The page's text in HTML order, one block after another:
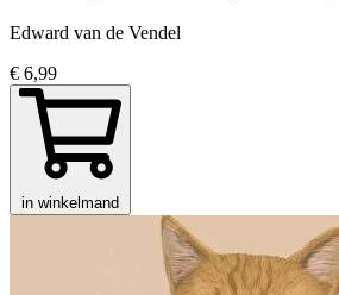
Edward van de Vendel
€ 6,99
in winkelmand